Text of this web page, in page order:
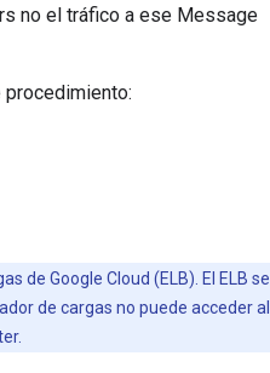
no el tráfico a ese Message
de Google Cloud (ELB). El ELB se
de cargas no puede acceder al